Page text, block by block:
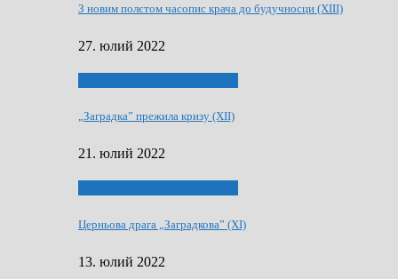
З новим полєтом часопис крача до будучносци (XIII)
27. юлий 2022
„Заградка” прежила кризу (XII)
21. юлий 2022
Церньова драга „Заградкова” (XI)
13. юлий 2022